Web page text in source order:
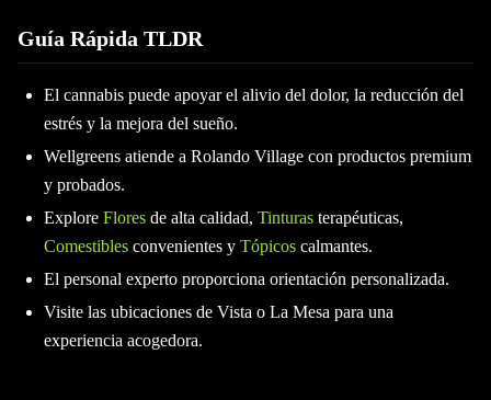
Guía Rápida TLDR
El cannabis puede apoyar el alivio del dolor, la reducción del
estrés y la mejora del sueño.
Wellgreens atiende a Rolando Village con productos premium
y probados.
Explore Flores de alta calidad, Tinturas terapéuticas,
Comestibles convenientes y Tópicos calmantes.
El personal experto proporciona orientación personalizada.
Visite las ubicaciones de Vista o La Mesa para una
experiencia acogedora.